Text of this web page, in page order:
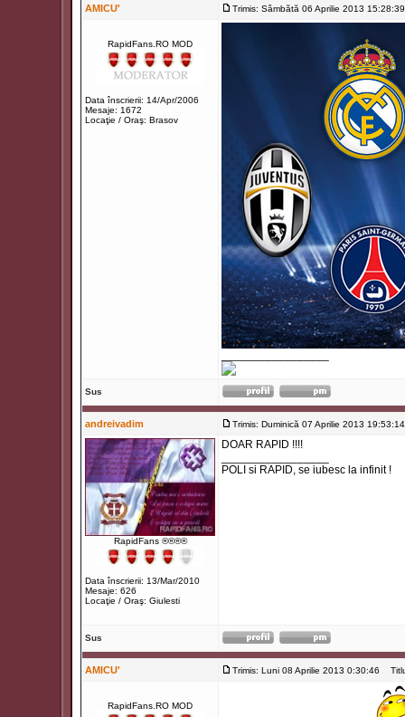
AMICU' Trimis: Sâmbătă 06 Aprilie 2013 15:28:39
RapidFans.RO MOD
Data înscrierii: 14/Apr/2006
Mesaje: 1672
Locaţie / Oraş: Brasov
Sus
andreivadim Trimis: Duminică 07 Aprilie 2013 19:53:14
RapidFans ®®®®
Data înscrierii: 13/Mar/2010
Mesaje: 626
Locaţie / Oraş: Giulesti
DOAR RAPID !!!!
POLI si RAPID, se iubesc la infinit !
Sus
AMICU' Trimis: Luni 08 Aprilie 2013 0:30:46
RapidFans.RO MOD